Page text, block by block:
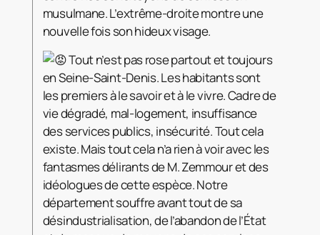
musulmane. L’extrême-droite montre une
nouvelle fois son hideux visage.
Tout n’est pas rose partout et toujours
en Seine-Saint-Denis. Les habitants sont
les premiers à le savoir et à le vivre. Cadre de
vie dégradé, mal-logement, insuffisance
des services publics, insécurité. Tout cela
existe. Mais tout cela n’a rien à voir avec les
fantasmes délirants de M. Zemmour et des
idéologues de cette espèce. Notre
département souffre avant tout de sa
désindustrialisation, de l’abandon de l’État